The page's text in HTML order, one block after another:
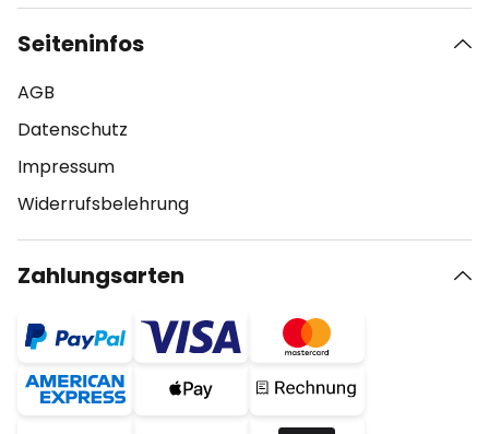
Seiteninfos
AGB
Datenschutz
Impressum
Widerrufsbelehrung
Zahlungsarten